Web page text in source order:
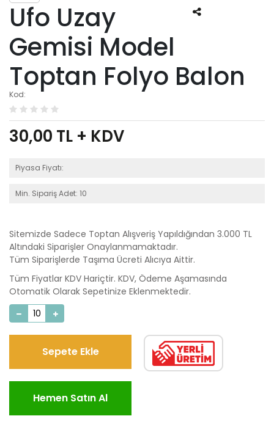
Ufo Uzay
Gemisi Model
Toptan Folyo Balon
Kod:
30,00 TL + KDV
Piyasa Fiyatı:
Min. Sipariş Adet: 10
Sitemizde Sadece Toptan Alışveriş Yapıldığından 3.000 TL
Altındaki Siparişler Onaylanmamaktadır.
Tüm Siparişlerde Taşıma Ücreti Alıcıya Aittir.
Tüm Fiyatlar KDV Hariçtir. KDV, Ödeme Aşamasında
Otomatik Olarak Sepetinize Eklenmektedir.
Sepete Ekle
Hemen Satın Al